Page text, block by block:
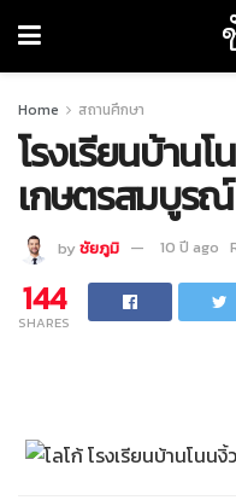
Home สถานศึกษา
โรงเรียนบ้านโ
เกษตรสมบูร
by ชัยภูมิ 10 ปี ago
144
SHARES